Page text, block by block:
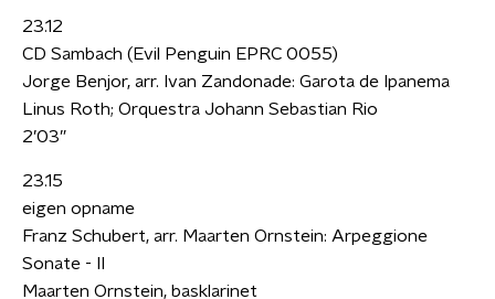
23.12
CD Sambach (Evil Penguin EPRC 0055)
Jorge Benjor, arr. Ivan Zandonade: Garota de Ipanema
Linus Roth; Orquestra Johann Sebastian Rio
2’03”
23.15
eigen opname
Franz Schubert, arr. Maarten Ornstein: Arpeggione
Sonate - II
Maarten Ornstein, basklarinet